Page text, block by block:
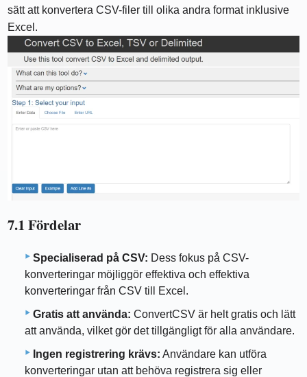
sätt att konvertera CSV-filer till olika andra format inklusive
Excel.
7.1 Fördelar
Specialiserad på CSV: Dess fokus på CSV-
konverteringar möjliggör effektiva och effektiva
konverteringar från CSV till Excel.
Gratis att använda: ConvertCSV är helt gratis och lätt
att använda, vilket gör det tillgängligt för alla användare.
Ingen registrering krävs: Användare kan utföra
konverteringar utan att behöva registrera sig eller